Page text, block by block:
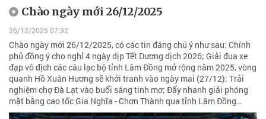
Chào ngày mới 26/12/2025
26/12/2025 07:32
Chào ngày mới 26/12/2025, có các tin đáng chú ý như sau: Chính
phủ đồng ý cho nghỉ 4 ngày dịp Tết Dương dịch 2026; Giải đua xe
đạp vô địch các câu lạc bộ tỉnh Lâm Đồng mở rộng năm 2025, vòng
quanh Hồ Xuân Hương sẽ khởi tranh vào ngày mai (27/12); Trải
nghiệm chợ Đà Lạt vào buổi sáng tinh mơ; Đẩy nhanh giải phóng
mặt bằng cao tốc Gia Nghĩa - Chơn Thành qua tỉnh Lâm Đồng…